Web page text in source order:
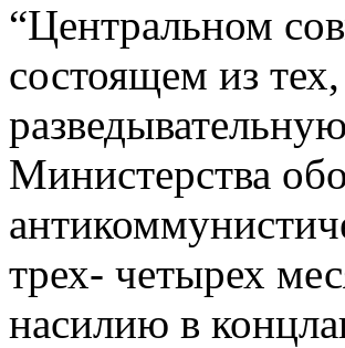
“Центральном
состоящем из
Министерства
трех- четырех
насилию в